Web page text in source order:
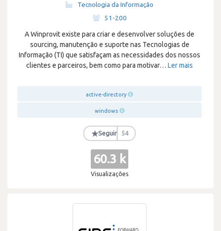
Tecnologia da Informação
51-200
A Winprovit existe para criar e desenvolver soluções de
sourcing, manutenção e suporte nas Tecnologias de
Informação (TI) que satisfaçam as necessidades dos nossos
clientes e parceiros, bem como para motivar… Ler mais
active-directory
windows
★Seguir 54
60.3 k
Visualizações